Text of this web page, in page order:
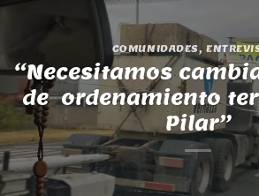
COMUNIDADES,
“Necesitamos
de ordenamiento
Pilar”